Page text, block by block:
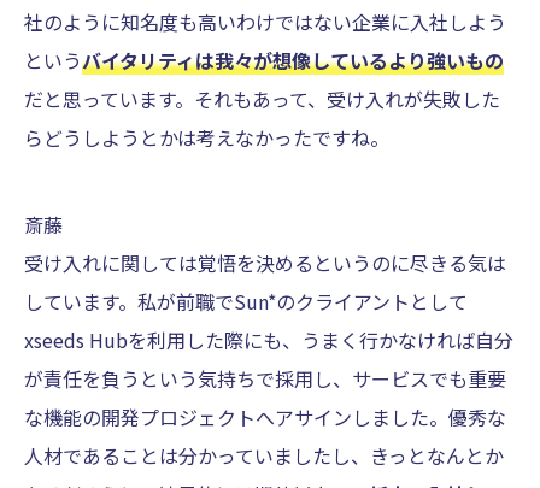
社のように知名度も高いわけではない企業に入社しよう
というバイタリティは我々が想像しているより強いもの
だと思っています。それもあって、受け入れが失敗した
らどうしようとかは考えなかったですね。
斎藤
受け入れに関しては覚悟を決めるというのに尽きる気は
しています。私が前職でSun*のクライアントとして
xseeds Hubを利用した際にも、うまく行かなければ自分
が責任を負うという気持ちで採用し、サービスでも重要
な機能の開発プロジェクトへアサインしました。優秀な
人材であることは分かっていましたし、きっとなんとか